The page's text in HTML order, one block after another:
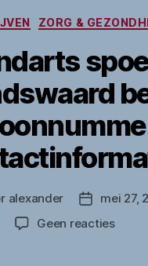
Categorieën
ZORG &
alexander
mei 27,
Geen reactiesop